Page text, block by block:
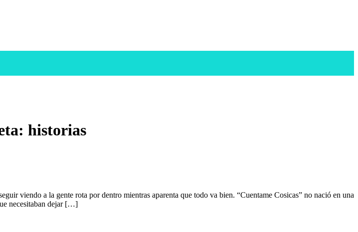
historias
viendo a la gente rota por dentro mientras aparenta que todo va bien. “Cuentame Cosicas” no nació en una
necesitaban dejar […]